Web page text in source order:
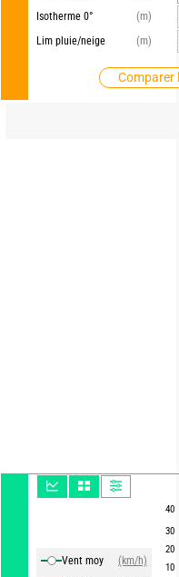
Isotherme 0°
(m)
Lim pluie/neige
(m)
Comparer
Vent moy
(km/h)
40
30
20
10